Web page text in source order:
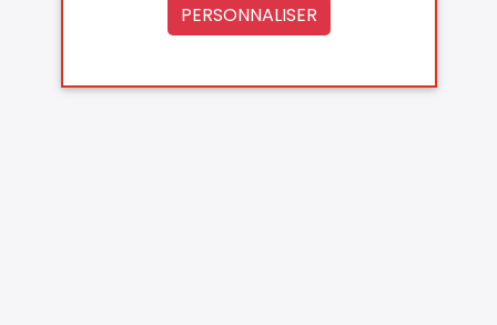
PERSONNALISER